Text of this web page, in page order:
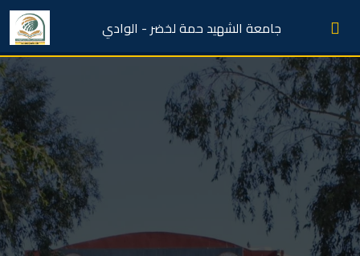
جامعة الشهيد حمة لخضر - الوادي